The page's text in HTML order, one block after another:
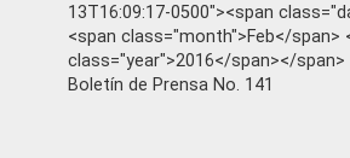
13T16:09:17-0500"><span
<span class="month">Feb</span>
class="year">2016</span></span>
Boletín de Prensa No. 141